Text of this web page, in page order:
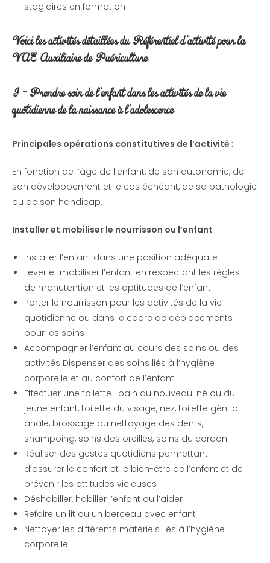
stagiaires en formation
Voici lesactivités détailléesdu Référentiel d’activité pour la
VAE Auxiliaire de Puériculture
I– Prendre soin de l’enfant dans les activités de la vie
quotidienne de lanaissance à l’adolescence
Principales opérations constitutives de l’activité :
En fonction de l’âge de l’enfant, de son autonomie, de
son développement et le cas échéant, de sa pathologie
ou de son handicap.
Installer et mobiliser le nourrisson ou l’enfant
Installer l’enfant dans une position adéquate
Lever et mobiliser l’enfant en respectant les règles
de manutention et les aptitudes de l’enfant
Porter le nourrisson pour les activités de la vie
quotidienne ou dans le cadre de déplacements
pour les soins
Accompagner l’enfant au cours des soins ou des
activités Dispenser des soins liés à l’hygiène
corporelle et au confort de l’enfant
Effectuer une toilette : bain du nouveau-né ou du
jeune enfant, toilette du visage, nez, toilette génito-
anale, brossage ou nettoyage des dents,
shampoing, soins des oreilles, soins du cordon
Réaliser des gestes quotidiens permettant
d’assurer le confort et le bien-être de l’enfant et de
prévenir les attitudes vicieuses
Déshabiller, habiller l’enfant ou l’aider
Refaire un lit ou un berceau avec enfant
Nettoyer les différents matériels liés à l’hygiène
corporelle